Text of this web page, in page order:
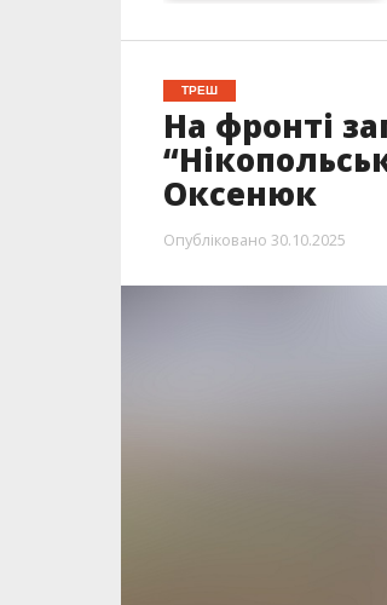
ТРЕШ
На фронті
Оксенюк
Опубліковано 30.10.2025